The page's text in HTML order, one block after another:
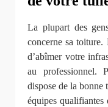
La plupart des
concerne sa
d’abîmer votre
au professionnel.
dispose de la bonne
équipes qualifiantes